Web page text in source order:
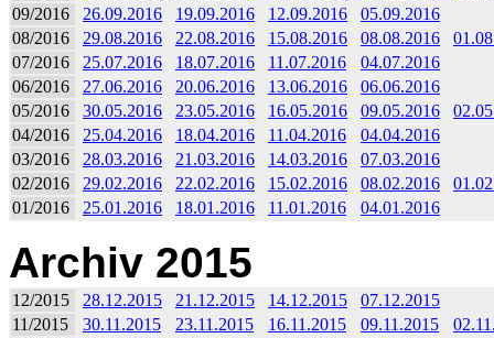
09/2016
26.09.2016 19.09.2016 12.09.2016
05.09.2016
08/2016
29.08.2016 22.08.2016 15.08.2016 08.08.2016
07/2016
25.07.2016 18.07.2016 11.07.2016
04.07.2016
06/2016
27.06.2016 20.06.2016 13.06.2016
06.06.2016
05/2016
30.05.2016 23.05.2016 16.05.2016 09.05.2016
04/2016
25.04.2016 18.04.2016 11.04.2016
04.04.2016
03/2016
28.03.2016 21.03.2016 14.03.2016
07.03.2016
02/2016
29.02.2016 22.02.2016 15.02.2016 08.02.2016
01/2016
25.01.2016 18.01.2016 11.01.2016 04.01.2016
Archiv 2015
12/2015 28.12.2015 21.12.2015 14.12.2015
07.12.2015
11/2015
30.11.2015 23.11.2015 16.11.2015 09.11.2015